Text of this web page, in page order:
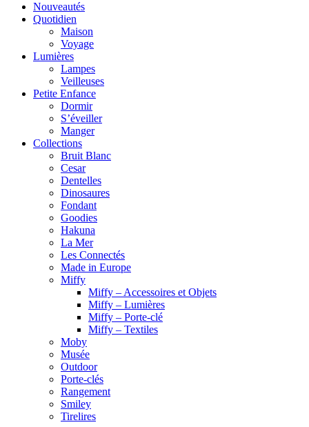
Nouveautés
Quotidien
Maison
Voyage
Lumières
Lampes
Veilleuses
Petite Enfance
Dormir
S’éveiller
Manger
Collections
Bruit Blanc
Cesar
Dentelles
Dinosaures
Fondant
Goodies
Hakuna
La Mer
Les Connectés
Made in Europe
Miffy
Miffy – Accessoires et Objets
Miffy – Lumières
Miffy – Porte-clé
Miffy – Textiles
Moby
Musée
Outdoor
Porte-clés
Rangement
Smiley
Tirelires